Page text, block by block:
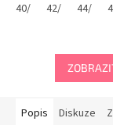
40/
42/ 44/
Popis Diskuze